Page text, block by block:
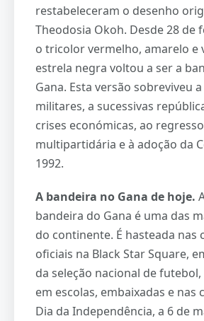
restabeleceram o desenho
Theodosia Okoh. Desde 28 de
o tricolor vermelho, amarelo e
estrela negra voltou a ser a
Gana. Esta versão sobreviveu
militares, a sucessivas
crises económicas, ao
multipartidária e à adoção da
1992.
A bandeira no Gana de hoje.
bandeira do Gana é uma das
do continente. É hasteada nas
oficiais na Black Star Square,
da seleção nacional de futebol,
em escolas, embaixadas e nas
Dia da Independência, a 6 de